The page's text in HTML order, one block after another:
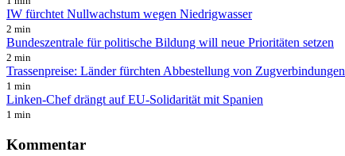
IW fürchtet Nullwachstum wegen Niedrigwasser
2 min
Bundeszentrale für politische Bildung will neue Prioritäten setzen
2 min
Trassenpreise: Länder fürchten Abbestellung von Zugverbindungen
1 min
Linken-Chef drängt auf EU-Solidarität mit Spanien
1 min
Kommentar